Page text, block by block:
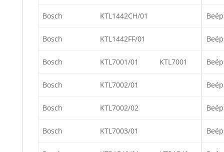
Bosch KTL1442CH/01
Bosch KTL1442FF/01
Bosch KTL7001/01 KTL7001
Bosch KTL7002/01
Bosch KTL7002/02
Bosch KTL7003/01